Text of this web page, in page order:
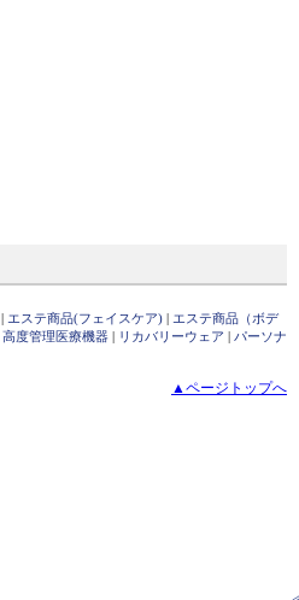
| エステ商品(フェイスケア) | エステ商品（ボデ
高度管理医療機器 | リカバリーウェア | パーソナ
▲ページトップへ